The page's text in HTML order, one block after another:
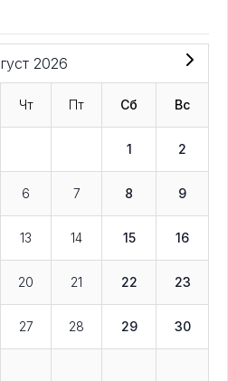
2026
Чт Пт Сб Вс
1 2
6 7 8 9
13 14 15 16
20 21 22 23
27 28 29 30